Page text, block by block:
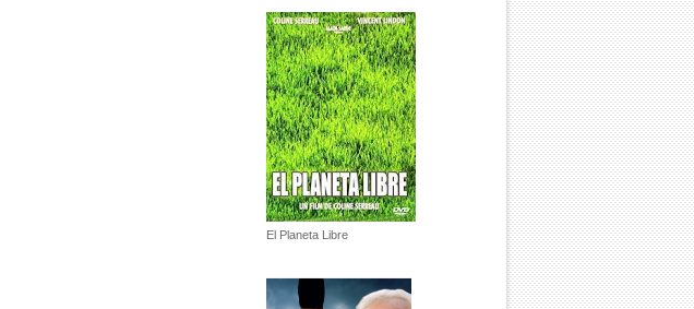
El Planeta Libre